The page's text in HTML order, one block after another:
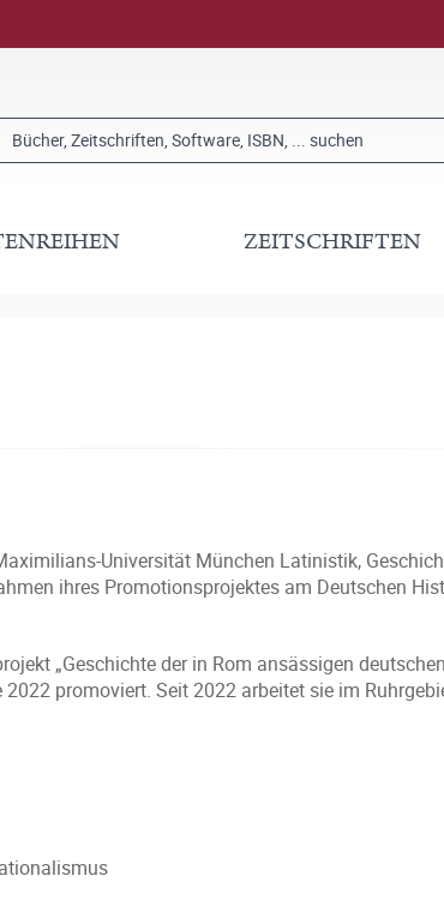
ZEITSCHRIFTEN
Universität München Latinistik,
ihres Promotionsprojektes am Deutschen
„Geschichte der in Rom ansässigen
promoviert. Seit 2022 arbeitet sie im